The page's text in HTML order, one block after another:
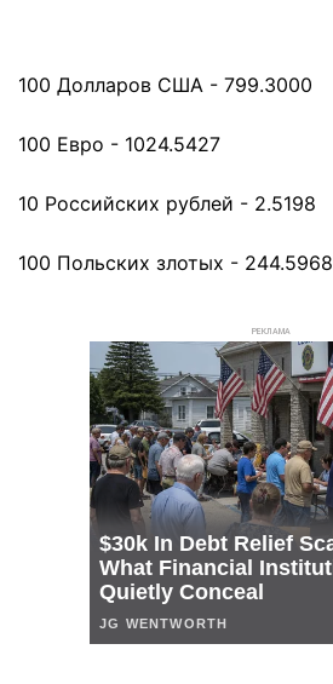
100 Долларов США - 799.3000
100 Евро - 1024.5427
10 Российских рублей - 2.5198
100 Польских злотых - 244.5968
РЕКЛАМА